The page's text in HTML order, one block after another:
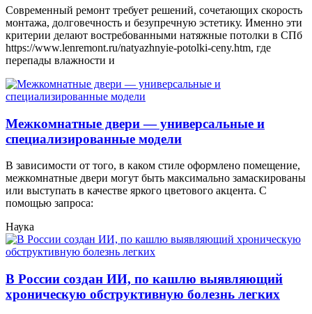
Современный ремонт требует решений, сочетающих скорость
монтажа, долговечность и безупречную эстетику. Именно эти
критерии делают востребованными натяжные потолки в СПб
https://www.lenremont.ru/natyazhnyie-potolki-ceny.htm, где
перепады влажности и
Межкомнатные двери — универсальные и
специализированные модели
В зависимости от того, в каком стиле оформлено помещение,
межкомнатные двери могут быть максимально замаскированы
или выступать в качестве яркого цветового акцента. С
помощью запроса:
Наука
В России создан ИИ, по кашлю выявляющий
хроническую обструктивную болезнь легких